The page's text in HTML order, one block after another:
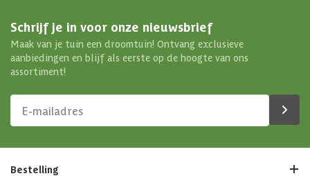
Schrijf je in voor onze nieuwsbrief
Maak van je tuin een droomtuin! Ontvang exclusieve
aanbiedingen en blijf als eerste op de hoogte van ons
assortiment!
Bestelling